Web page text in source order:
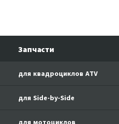
Запчасти
для квадроциклов ATV
CFORCE 110 EFI
для Side-by-Side
для мотоциклов